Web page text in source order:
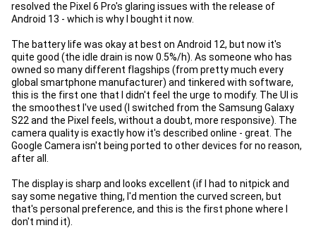
resolved the Pixel 6 Pro's glaring issues with the release of
Android 13 - which is why I bought it now.
The battery life was okay at best on Android 12, but now it's
quite good (the idle drain is now 0.5%/h). As someone who has
owned so many different flagships (from pretty much every
global smartphone manufacturer) and tinkered with software,
this is the first one that I didn't feel the urge to modify. The UI is
the smoothest I've used (I switched from the Samsung Galaxy
S22 and the Pixel feels, without a doubt, more responsive). The
camera quality is exactly how it's described online - great. The
Google Camera isn't being ported to other devices for no reason,
after all.
The display is sharp and looks excellent (if I had to nitpick and
say some negative thing, I'd mention the curved screen, but
that's personal preference, and this is the first phone where I
don't mind it).